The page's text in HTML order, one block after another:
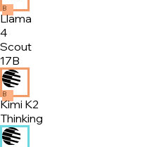
B
Llama
4
Scout
17B
B
Kimi K2
Thinking